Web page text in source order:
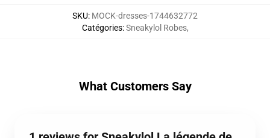
SKU: MOCK-dresses-1744632772
Catégories:Sneakylol Robes,
What Customers Say